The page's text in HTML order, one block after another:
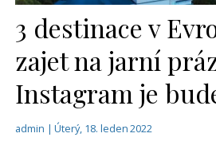
3 destinace v
zajet na jarní
Instagram je
admin | Úterý, 18. leden 2022